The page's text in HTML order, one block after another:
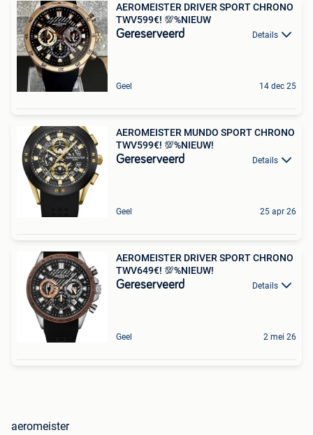
AEROMEISTER DRIVER SPORT CHRONO
TWV599€! 💯%NIEUW
Gereserveerd Details
Geel 14 dec 25
AEROMEISTER MUNDO SPORT CHRONO
TWV599€! 💯%NIEUW!
Gereserveerd Details
Geel 25 apr 26
AEROMEISTER DRIVER SPORT CHRONO
TWV649€! 💯%NIEUW!
Gereserveerd Details
Geel 2 mei 26
aeromeister